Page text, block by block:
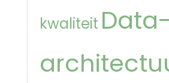
kwaliteit Data-